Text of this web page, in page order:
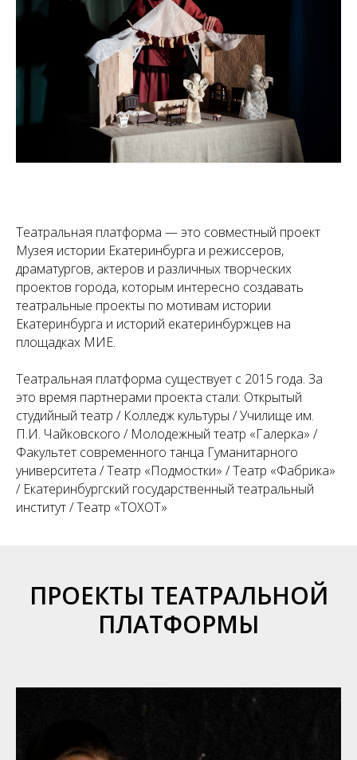
Театральная платформа —это совместный проект
Музея истории Екатеринбурга и режиссеров,
драматургов, актеров и различных творческих
проектов города, которым интересно создавать
театральные проекты по мотивам истории
Екатеринбурга и историй екатеринбуржцев на
площадках МИЕ.
Театральная платформа существует с 2015 года. За
это время партнерами проекта стали: Открытый
студийный театр / Колледж культуры / Училище им.
П.И. Чайковского / Молодежный театр «Галерка» /
Факультет современного танца Гуманитарного
университета / Театр «Подмостки» / Театр «Фабрика»
/ Екатеринбургский государственный театральный
институт / Театр «ТОХОТ»
ПРОЕКТЫ ТЕАТРАЛЬНОЙ
ПЛАТФОРМЫ